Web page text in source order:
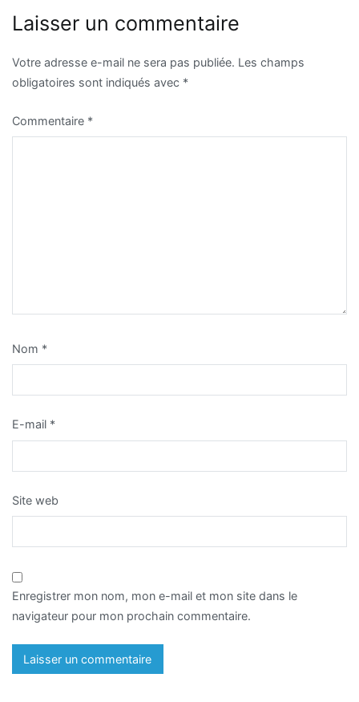
l’article
Laisser un commentaire
Votre adresse e-mail ne sera pas publiée. Les champs
obligatoires sont indiqués avec *
Commentaire *
Nom *
E-mail *
Site web
Enregistrer mon nom, mon e-mail et mon site dans le
navigateur pour mon prochain commentaire.